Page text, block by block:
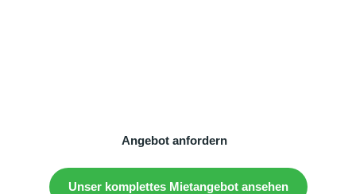
Angebot anfordern
Unser komplettes Mietangebot ansehen